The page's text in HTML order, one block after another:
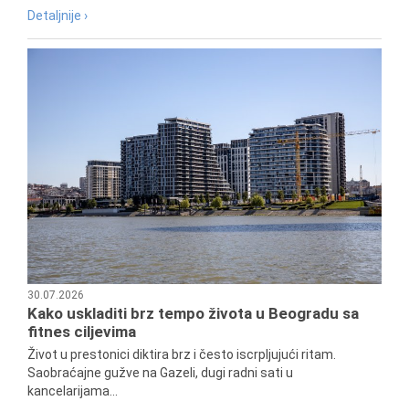
Detaljnije ›
30.07.2026
Kako uskladiti brz tempo života u Beogradu sa
fitnes ciljevima
Život u prestonici diktira brz i često iscrpljujući ritam.
Saobraćajne gužve na Gazeli, dugi radni sati u
kancelarijama...